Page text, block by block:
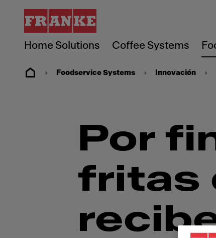
Home Solutions Coffee Systems
Foodservice Systems Innovación
Por
fritas